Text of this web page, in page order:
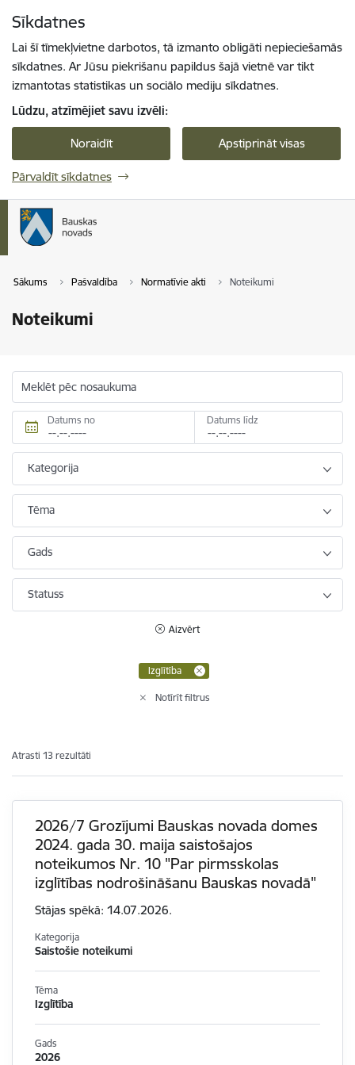
Sīkdatnes
Lai šī tīmekļvietne darbotos, tā izmanto obligāti nepieciešamās
sīkdatnes. Ar Jūsu piekrišanu papildus šajā vietnē var tikt
izmantotas statistikas un sociālo mediju sīkdatnes.
Lūdzu, atzīmējiet savu izvēli:
Noraidīt Apstiprināt visas
Pārvaldīt sīkdatnes
Sākums Pašvaldība Normatīvie akti Noteikumi
Noteikumi
Meklēt pēc nosaukuma
Datums no Datums līdz
Kategorija
Tēma
Gads
Statuss
Aizvērt
Izglītība
Notīrīt filtrus
Atrasti 13 rezultāti
2026/7 Grozījumi Bauskas novada domes
2024. gada 30. maija saistošajos
noteikumos Nr. 10 "Par pirmsskolas
izglītības nodrošināšanu Bauskas novadā"
Stājas spēkā: 14.07.2026.
Kategorija
Saistošie noteikumi
Tēma
Izglītība
Gads
2026